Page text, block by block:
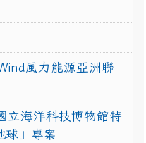
風力能源亞洲聯
立海洋科技博物館特
球」專案